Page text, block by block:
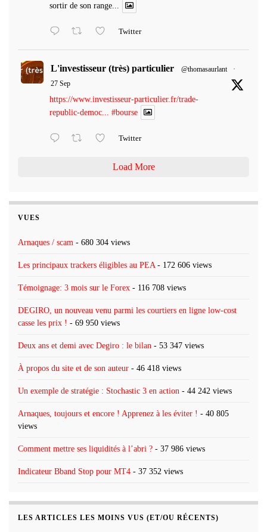
sortir de son range...
Twitter
L'investisseur (très) particulier @thomasaurlant
·
27 Sep
https://www.investisseur-particulier.fr/trade-
republic-democ... #bourse
Twitter
Load More
VUES
Arnaques / scam - 680 304 views
Les principaux trackers éligibles au PEA - 172 606 views
Témoignage: 3 mois sur le Forex - 116 708 views
DEGIRO, un nouveau venu parmi les courtiers en ligne low-cost
casse les prix ! - 69 950 views
Deux ans et demi avec Degiro : le bilan - 53 347 views
À propos du site et de son auteur - 46 418 views
Un exemple de stratégie : Stochastic 3 en action - 44 242 views
Arnaques, toujours et encore ! Apprenez à les éviter ! - 40 805
views
Comment mettre ses liquidités à l’abri ? - 37 986 views
Indicateur Bband Stop pour MT4 - 37 352 views
LES ARTICLES LES MOINS VUS (ET/OU RÉCENTS)